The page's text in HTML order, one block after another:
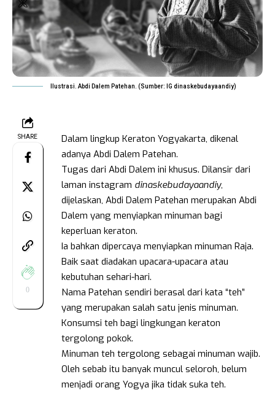
Ilustrasi. Abdi Dalem Patehan. (Sumber: IG dinaskebudayaandiy)
SHARE
0
Dalam lingkup Keraton Yogyakarta, dikenal
adanya Abdi Dalem Patehan.
Tugas dari Abdi Dalem ini khusus. Dilansir dari
laman instagram dinaskebudayaandiy,
dijelaskan, Abdi Dalem Patehan merupakan Abdi
Dalem yang menyiapkan minuman bagi
keperluan keraton.
Ia bahkan dipercaya menyiapkan minuman Raja.
Baik saat diadakan upacara-upacara atau
kebutuhan sehari-hari.
Nama Patehan sendiri berasal dari kata “teh”
yang merupakan salah satu jenis minuman.
Konsumsi teh bagi lingkungan keraton
tergolong pokok.
Minuman teh tergolong sebagai minuman wajib.
Oleh sebab itu banyak muncul seloroh, belum
menjadi orang Yogya jika tidak suka teh.